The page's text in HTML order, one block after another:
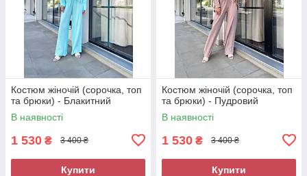
Костюм жіночій (сорочка, топ
та брюки) - Блакитний
В наявності
1 530 ₴ 3 400 ₴
Купити
Костюм жіночій (сорочка, топ
та брюки) - Пудровий
В наявності
1 530 ₴ 3 400 ₴
Купити